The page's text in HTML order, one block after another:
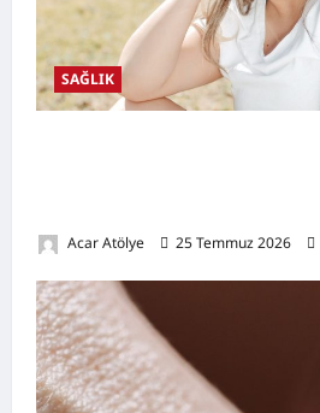
SAĞLIK
Acar Atölye 25 Temmuz 2026